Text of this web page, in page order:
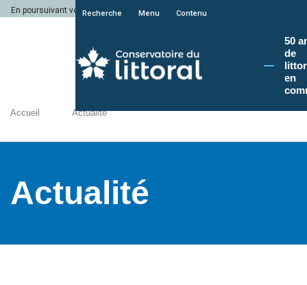
En poursuivant votre navigation sur le site du Conservatoire du littoral, vous
Recherche Menu Contenu
50
de
en
Accueil Actualité
Actualité